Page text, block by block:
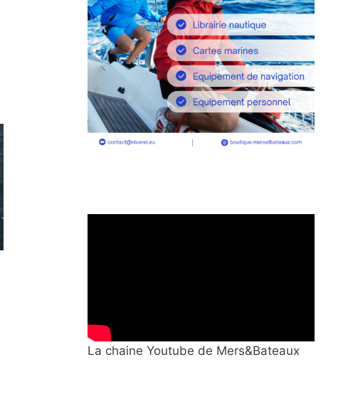
La chaine Youtube de Mers&Bateaux